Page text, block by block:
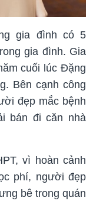
gia đình có 5
gia đình. Gia
cuối lúc Đặng
Bên cạnh công
đẹp mắc bệnh
bán đi căn nhà
vì hoàn cảnh
phí, người đẹp
bê trong quán